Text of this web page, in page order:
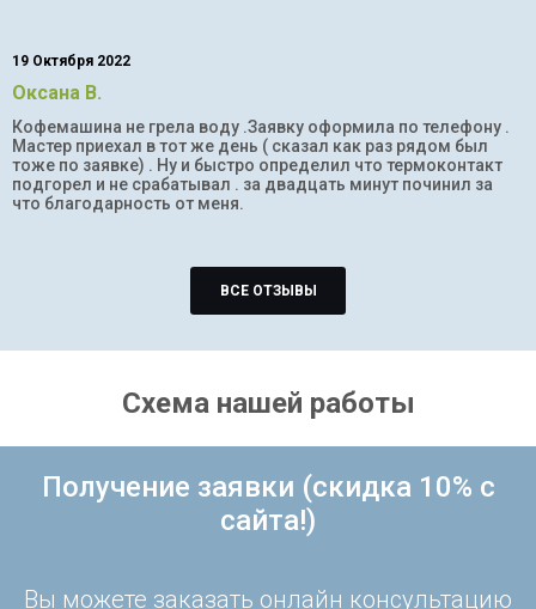
19 Октября 2022
Оксана В.
Кофемашина не грела воду .Заявку оформила по телефону .
Мастер приехал в тот же день ( сказал как раз рядом был
тоже по заявке) . Ну и быстро определил что термоконтакт
подгорел и не срабатывал . за двадцать минут починил за
что благодарность от меня.
ВСЕ ОТЗЫВЫ
Схема нашей работы
Получение заявки (скидка 10% с
сайта!)
Вы можете заказать онлайн консультацию